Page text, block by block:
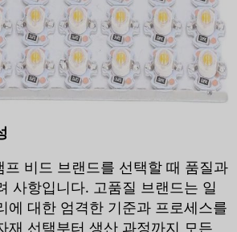
프 비드 브랜드를 선택할 때 품질과
사항입니다. 고품질 브랜드는 일
에 대한 엄격한 기준과 프로세스를
재 선택부터 생산 과정까지 모든